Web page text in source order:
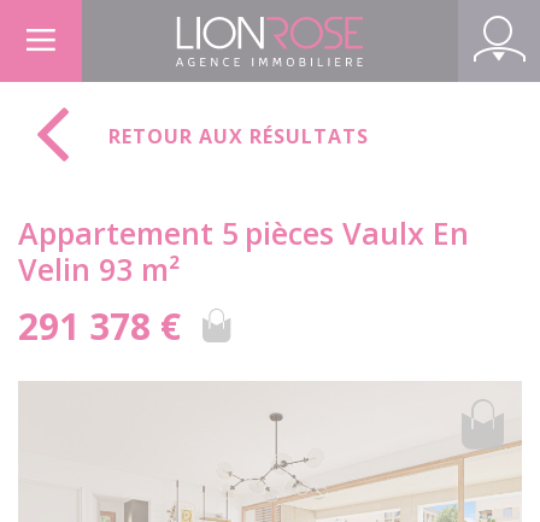
RETOUR AUX RÉSULTATS
Appartement 5 pièces Vaulx En
Velin 93 m²
291 378 €
Panneau de gestion des cookies